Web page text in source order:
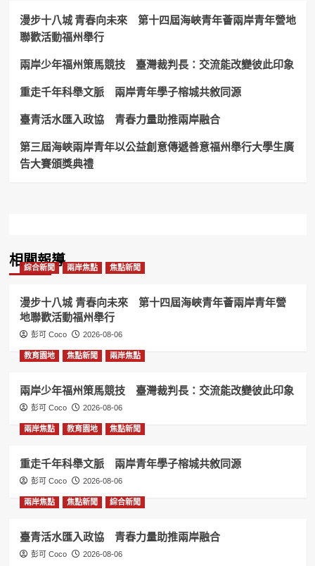
後
的
花
更
香！
楊
登
嵙！
漫步十八城 青春向未來 第十四屆海峽青年薈兩岸青年營地
聯歡活動福州舉行
兩岸少年福州策馬競技 臺灣裁判長：交流能改變彼此印象
重走千年科舉文脈 兩岸青年學子榕城共敘同源
臺青活水匯入政協 青春力量助推兩岸融合
第三屆海峽兩岸青年以公益創意傳遞善意福州舉行大學生廣
告大賽頒獎典禮
相關報導
綜合新聞 兩岸焦點 焦點新聞
漫步十八城 青春向未來 第十四屆海峽青年薈兩岸青年營
地聯歡活動福州舉行
彭可 Coco 2026-08-06
教育園地 焦點新聞 兩岸焦點
兩岸少年福州策馬競技 臺灣裁判長：交流能改變彼此印象
彭可 Coco 2026-08-06
兩岸焦點 教育園地 焦點新聞
重走千年科舉文脈 兩岸青年學子榕城共敘同源
彭可 Coco 2026-08-06
兩岸焦點 焦點新聞 綜合新聞
臺青活水匯入政協 青春力量助推兩岸融合
彭可 Coco 2026-08-06